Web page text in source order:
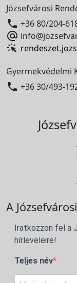
Józsefvárosi
 +36 80/204-

Gyermekvédelmi
 +36 30/493-
A
Iratkozzon fel a
hírleveleire!
Teljes név